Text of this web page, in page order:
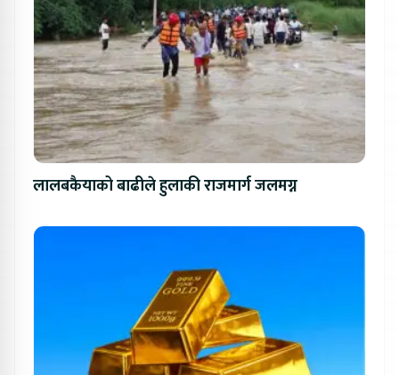
लालबकैयाको बाढीले हुलाकी राजमार्ग जलमग्न